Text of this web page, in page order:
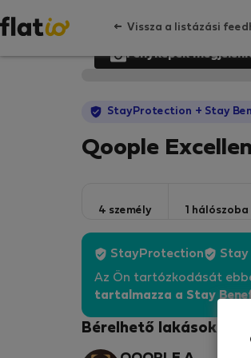
Vissza a listázási
Fényképek
StayProtection + Stay
Qoople
4 személy 1 hálószoba
StayProtection Stay
Az Ön tartózkodását
tartalmazza a Stay
Bérelhető lakások -